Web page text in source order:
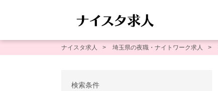
ナイスタ求人 埼玉県の夜職・ナイトワーク求人
検索条件